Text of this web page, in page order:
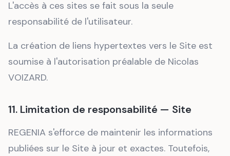
L'accès à ces sites se fait sous la seule
responsabilité de l'utilisateur.
La création de liens hypertextes vers le Site est
soumise à l'autorisation préalable de Nicolas
VOIZARD.
11. Limitation de responsabilité — Site
REGENIA s'efforce de maintenir les informations
publiées sur le Site à jour et exactes. Toutefois,